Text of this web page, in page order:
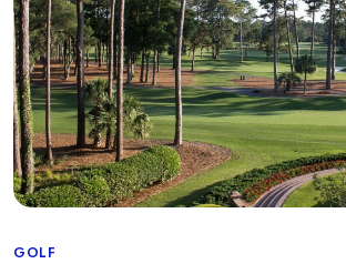
Categories
GOLF